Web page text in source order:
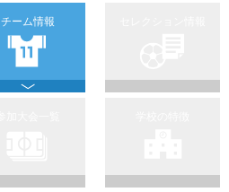
チーム情報